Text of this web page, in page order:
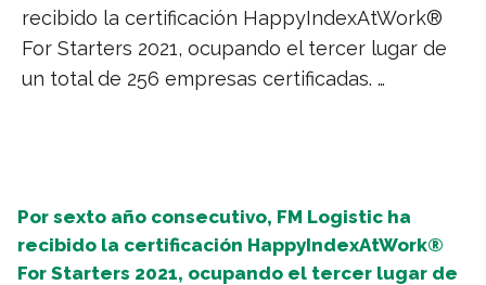
recibido la certificación HappyIndexAtWork®
For Starters 2021, ocupando el tercer lugar de
un total de 256 empresas certificadas. …
Por sexto año consecutivo, FM Logistic ha
recibido la certificación HappyIndexAtWork®
For Starters 2021, ocupando el tercer lugar de